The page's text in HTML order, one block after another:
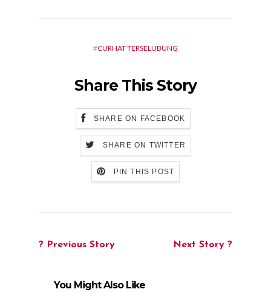
#CURHAT TERSELUBUNG
Share This Story
SHARE ON FACEBOOK
SHARE ON TWITTER
PIN THIS POST
? Previous Story Next Story ?
You Might Also Like